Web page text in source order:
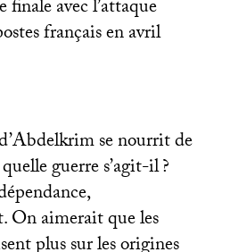
finale avec l’attaque
français en avril
se nourrit de
guerre s’agit-il?
On aimerait que les